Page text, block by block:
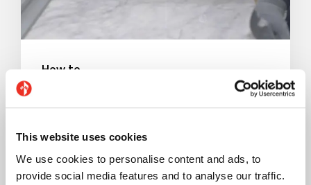
This website uses cookies
We use cookies to personalise content and ads, to
provide social media features and to analyse our traffic.
How to